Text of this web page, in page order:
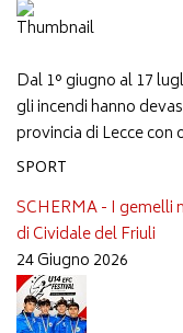
Dal 1° giugno al 17
gli incendi hanno
provincia di Lecce
SPORT
SCHERMA - I gemelli
di Cividale del Friuli
24 Giugno 2026